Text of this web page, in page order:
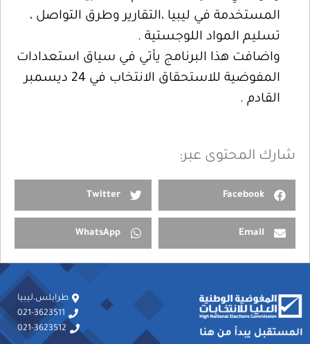
المستخدمة في ليبيا ،التقارير وطرق التواصل ،
تسليم المواد اللوجستية .
واضافت هذا البرنامج يأتي في سياق استعدادات
المفوضية للاستحقاق الانتخاب في 24 ديسمبر
القادم .
شارك المحتوى عبر:
Facebook
Twitter
Email
WhatsApp
طرابلس،ليبيا
021-3623511
021-3623512